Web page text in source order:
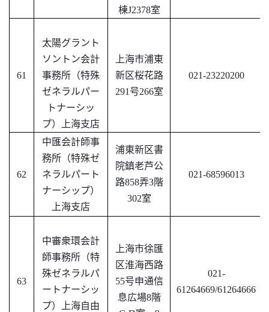
棟J2378室
61
太陽グラント
ソントン会計
事務所（特殊
ゼネラルパー
トナーシッ
プ）上海支店
上海市浦東
新区桜花路
291号266室
021-23220200
62
中匯会計師事
務所（特殊ゼ
ネラルパート
ナーシップ）
上海支店
浦東新区書
院鎮老芦公
路858弄3階
302室
021-68596013
63
中審衆環会計
師事務所（特
殊ゼネラルパ
ートナーシッ
プ）上海自由
上海市徐匯
区淮海西路
55号申通信
息広場8階
021-
61264669/61264666